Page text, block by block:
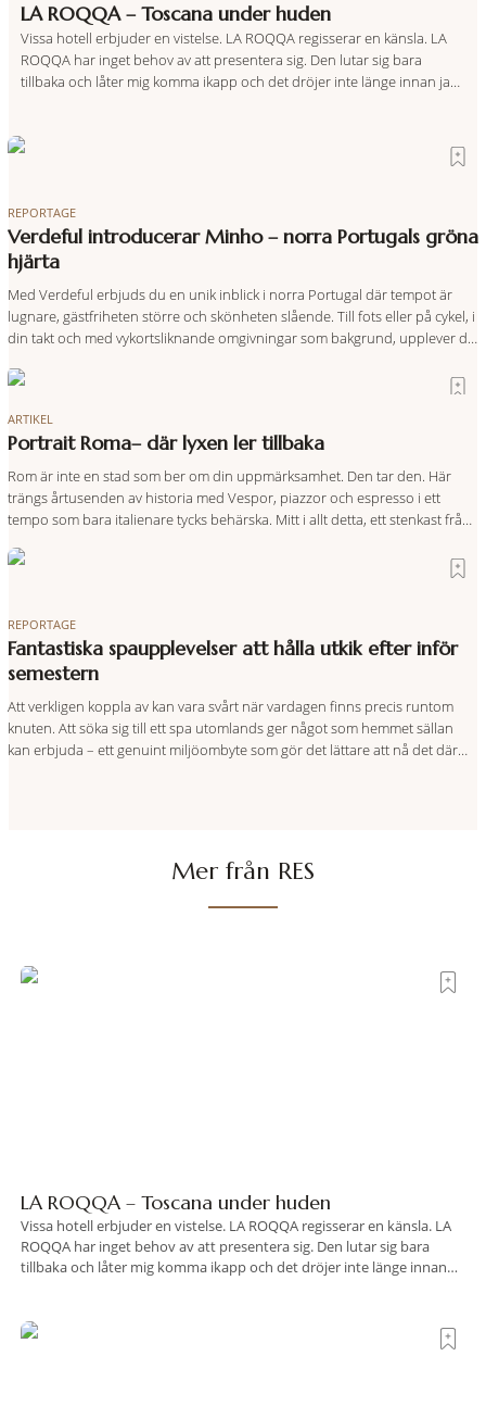
LA ROQQA – Toscana under huden
Vissa hotell erbjuder en vistelse. LA ROQQA regisserar en känsla. LA
ROQQA har inget behov av att presentera sig. Den lutar sig bara
tillbaka och låter mig komma ikapp och det dröjer inte länge innan jag
REPORTAGE
Verdeful introducerar Minho – norra Portugals gröna
hjärta
Med Verdeful erbjuds du en unik inblick i norra Portugal där tempot är
lugnare, gästfriheten större och skönheten slående. Till fots eller på cykel, i
din takt och med vykortsliknande omgivningar som bakgrund, upplever du
och sagolika landskap – detta är slow travel när det
ARTIKEL
Portrait Roma– där lyxen ler tillbaka
Rom är inte en stad som ber om din uppmärksamhet. Den tar den. Här
trängs årtusenden av historia med Vespor, piazzor och espresso i ett
tempo som bara italienare tycks behärska. Mitt i allt detta, ett stenkast från
den smått osannolika bedriften att
REPORTAGE
Fantastiska spaupplevelser att hålla utkik efter inför
semestern
Att verkligen koppla av kan vara svårt när vardagen finns precis runtom
knuten. Att söka sig till ett spa utomlands ger något som hemmet sällan
kan erbjuda – ett genuint miljöombyte som gör det lättare att nå det där
Mer från RES
LA ROQQA – Toscana under huden
Vissa hotell erbjuder en vistelse. LA ROQQA regisserar en känsla. LA
ROQQA har inget behov av att presentera sig. Den lutar sig bara
tillbaka och låter mig komma ikapp och det dröjer inte länge innan